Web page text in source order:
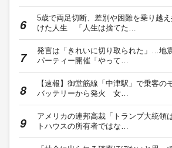
5歳で両足切断、差別や困難を乗り越
けた人生 「人生は捨てた…
発言は「きれいに切り取られた」…地
パーティー開催「やって…
【速報】御堂筋線「中津駅」で乗客の
バッテリーから発火 女…
アメリカの連邦高裁「トランプ大統領
トハウスの所有者ではな…